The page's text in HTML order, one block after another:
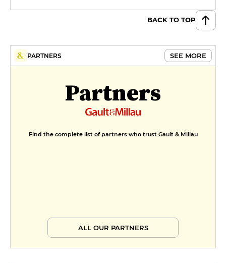
BACK TO TOP
PARTNERS SEE MORE
Partners
Find the complete list of partners who trust Gault & Millau
ALL OUR PARTNERS